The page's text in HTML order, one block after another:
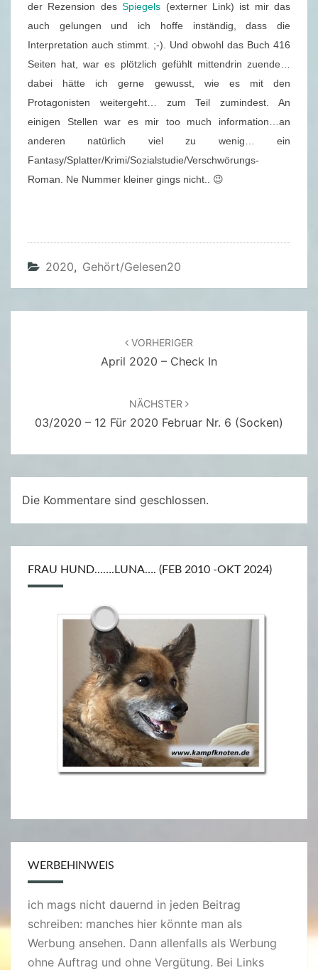
A
B
S
E
N
E
R
der Rezension desSpiegels (externer Link) ist mir das
auch gelungen und ich hoffe inständig, dass die
Interpretation auch stimmt. ;-). Und obwohl das Buch 416
Seiten hat, war es plötzlich gefühlt mittendrin zuende…
dabei hätte ich gerne gewusst, wie es mit den
Protagonisten weitergeht… zum Teil zumindest. An
einigen Stellen war es mir too much information…an
anderen natürlich viel zu wenig… ein
Fantasy/Splatter/Krimi/Sozialstudie/Verschwörungs-
Roman. Ne Nummer kleiner gings nicht.. 😉
2020, Gehört/gelesen20
VORHERIGER
April 2020 – Check In
NÄCHSTER
03/2020 – 12 Für 2020 Februar Nr. 6 (Socken)
Die Kommentare sind geschlossen.
FRAU HUND…….LUNA…. (FEB 2010 -OKT 2024)
WERBEHINWEIS
ich mags nicht dauernd in jeden Beitrag
schreiben: manches hier könnte man als
Werbung ansehen. Dann allenfalls als Werbung
ohne Auftrag und ohne Vergütung. Bei Links